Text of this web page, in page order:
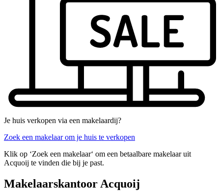
Je huis verkopen via een makelaardij?
Zoek een makelaar om je huis te verkopen
Klik op ‘Zoek een makelaar‘ om een betaalbare makelaar uit
Acquoij te vinden die bij je past.
Makelaarskantoor Acquoij